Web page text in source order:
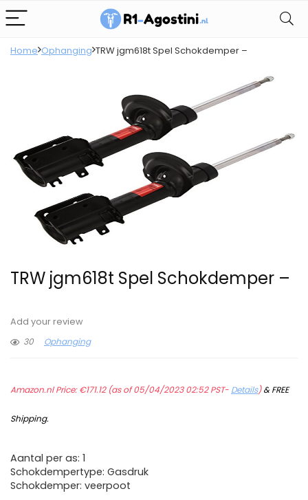
Home Ophanging TRW jgm618t Spel Schokdemper –
TRW jgm618t Spel Schokdemper –
Add your review
30
Ophanging
Amazon.nl Price:€171.12(as of 05/04/2023 02:52 PST- Details)&FREE
Shipping.
Aantal per as: 1
Schokdempertype: Gasdruk
Schokdemper: veerpoot